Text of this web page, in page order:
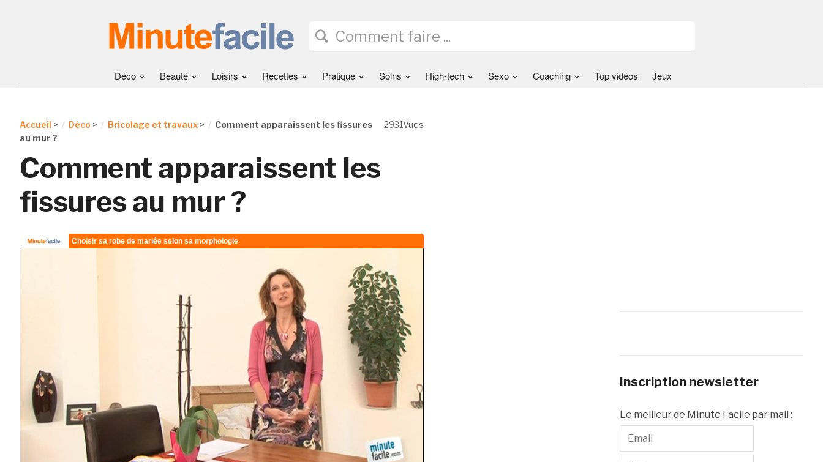
Déco Beauté Loisirs Recettes Pratique Soins High-tech Sexo Coaching Top vidéos Jeux
2931Vues
Accueil > Déco > Bricolage et travaux>
Comment apparaissent les fissures
au mur ?
Comment apparaissent les
fissures au mur ?
Inscription newsletter
Le meilleur de Minute Facile par mail :